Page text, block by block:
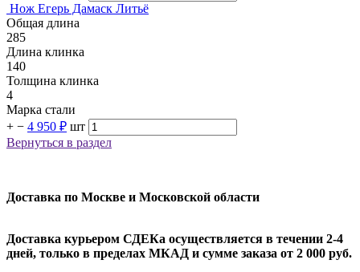
Нож Егерь Дамаск Литьё
Общая длина
285
Длина клинка
140
Толщина клинка
4
Марка стали
+ − 4 950 ₽ шт
Вернуться в раздел
Доставка по Москве и Московской области
Доставка курьером СДЕКа осуществляется в течении 2-4
дней, только в пределах МКАД и сумме заказа от 2 000 руб.